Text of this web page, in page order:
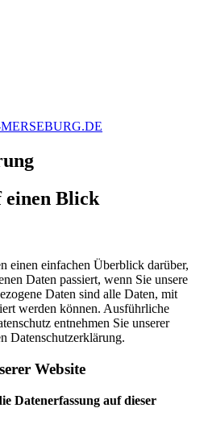
einen Blick
einen einfachen Überblick darüber,
Daten passiert, wenn Sie unsere
Daten sind alle Daten, mit
werden können. Ausführliche
entnehmen Sie unserer
Datenschutzerklärung.
Website
Datenerfassung auf dieser